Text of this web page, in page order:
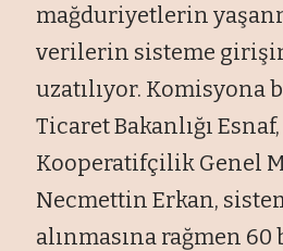
mağduriyetlerin
verilerin sisteme
uzatılıyor. Komisyona
Ticaret Bakanlığı
Kooperatifçilik Genel
Necmettin Erkan,
alınmasına rağmen 60